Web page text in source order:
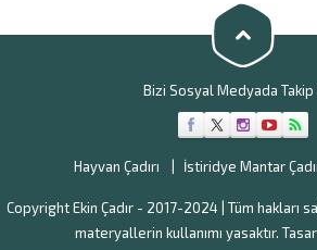
Çadırı,...
Bizi Sosyal Medyada Takip
Hayvan Çadırı İstiridye Mantar
Copyright Ekin Çadır - 2017-2024 | Tüm hakları
materyallerin kullanımı yasaktır.
Müşteri Temsilcisi